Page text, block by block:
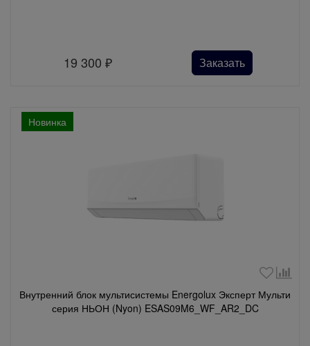
19 300₽ Заказать
Новинка
Внутренний блок мультисистемы Energolux Эксперт Мульти
серия НЬОН (Nyon) ESAS09M6_WF_AR2_DC